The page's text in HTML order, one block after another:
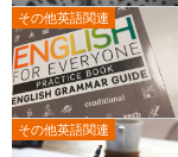
その他英語関連
その他英語関連